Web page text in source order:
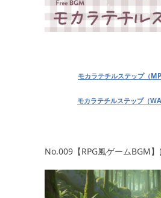
モカラテチルステップ（
モカラテチルステップ（
No.009【RPG風ゲームBGM